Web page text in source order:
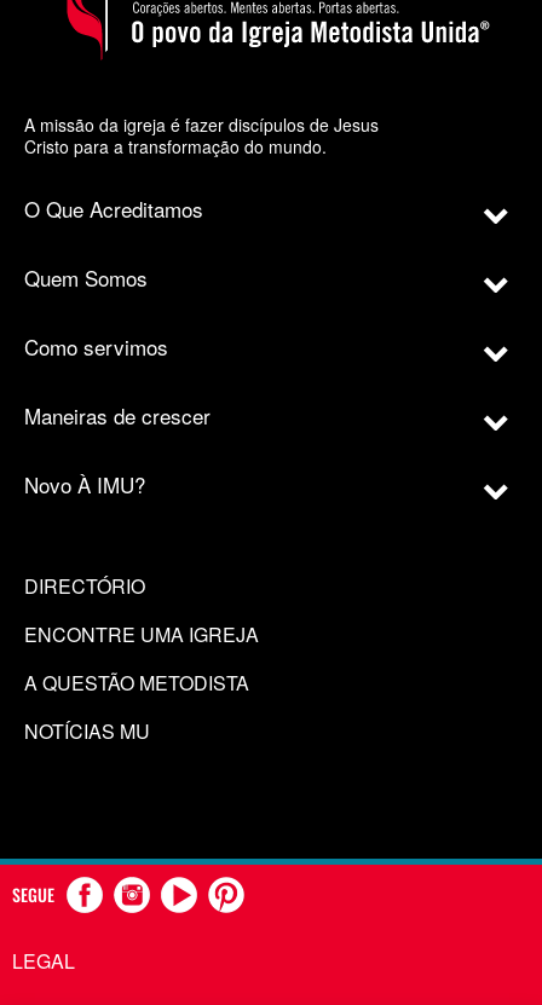
A missão da igreja é fazer discípulos de Jesus
Cristo para a transformação do mundo.
O Que Acreditamos
Quem Somos
Como servimos
Maneiras de crescer
Novo À IMU?
DIRECTÓRIO
ENCONTRE UMA IGREJA
A QUESTÃO METODISTA
NOTÍCIAS MU
SEGUE
LEGAL